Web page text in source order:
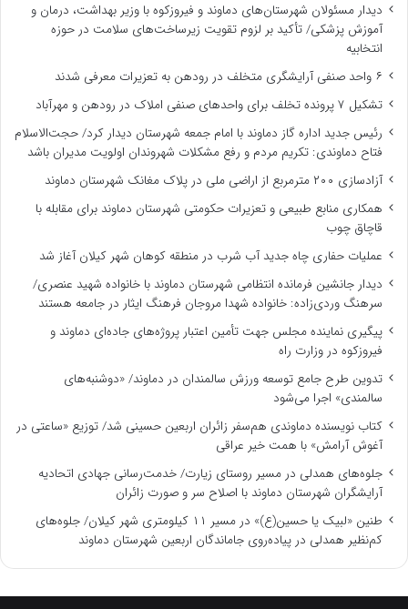
دیدار مسئولان شهرستان‌های دماوند و فیروزکوه با وزیر بهداشت، درمان و
آموزش پزشکی/ تأکید بر لزوم تقویت زیرساخت‌های سلامت در حوزه
انتخابیه
۶ واحد صنفی آرایشگری متخلف در رودهن به تعزیرات معرفی شدند
تشکیل ۷ پرونده تخلف برای واحدهای صنفی املاک در رودهن و مهرآباد
رئیس جدید اداره گاز دماوند با امام جمعه شهرستان دیدار کرد/ حجت‌الاسلام
فتاح دماوندی: تکریم مردم و رفع مشکلات شهروندان اولویت مدیران باشد
آزادسازی ۲۰۰ مترمربع از اراضی ملی در پلاک مغانک شهرستان دماوند
همکاری منابع طبیعی و تعزیرات حکومتی شهرستان دماوند برای مقابله با
قاچاق چوب
عملیات حفاری چاه جدید آب شرب در منطقه کوهان شهر کیلان آغاز شد
دیدار جانشین فرمانده انتظامی شهرستان دماوند با خانواده شهید عنصری/
سرهنگ وردی‌زاده: خانواده شهدا مروجان فرهنگ ایثار در جامعه هستند
پیگیری نماینده مجلس جهت تأمین اعتبار پروژه‌های جاده‌ای دماوند و
فیروزکوه در وزارت راه
تدوین طرح جامع توسعه ورزش سالمندان در دماوند/ «دوشنبه‌های
سالمندی» اجرا می‌شود
کتاب نویسنده دماوندی هم‌سفر زائران اربعین حسینی شد/ توزیع «ساعتی در
آغوش آرامش» با همت خیر عراقی
جلوه‌های همدلی در مسیر روستای زیارت/ خدمت‌رسانی جهادی اتحادیه
آرایشگران شهرستان دماوند با اصلاح سر و صورت زائران
طنین «لبیک یا حسین(ع)» در مسیر ۱۱ کیلومتری شهر کیلان/ جلوه‌های
کم‌نظیر همدلی در پیاده‌روی جاماندگان اربعین شهرستان دماوند